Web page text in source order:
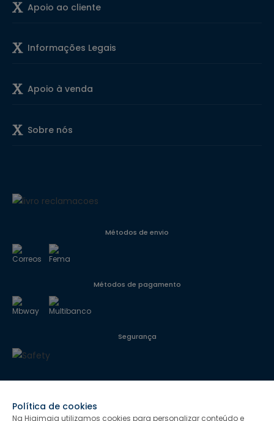
Apoio ao cliente
Informações Legais
Apoio à venda
Sobre nós
Métodos de envio
Métodos de pagamento
Segurança
Siga-nos
Política de cookies
Na Higimaia utilizamos cookies para personalizar conteúdo e